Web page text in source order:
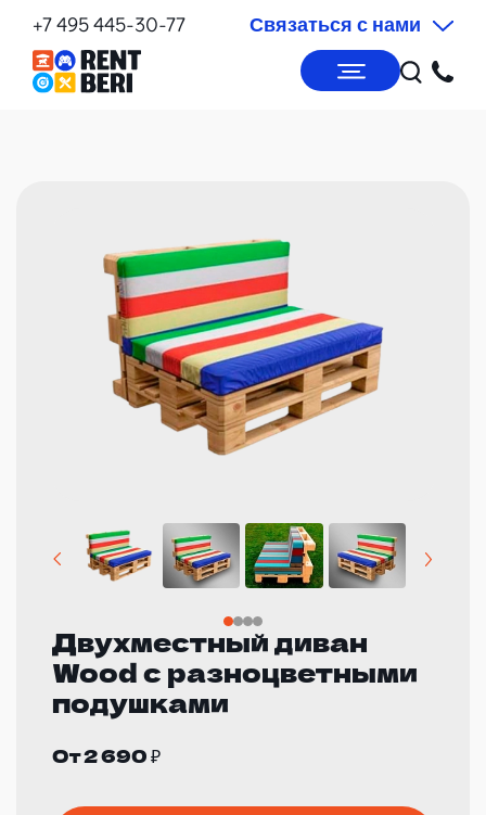
+7 495 445-30-77 Связаться с нами
Двухместный диван
Wood с разноцветными
подушками
От 2 690 ₽